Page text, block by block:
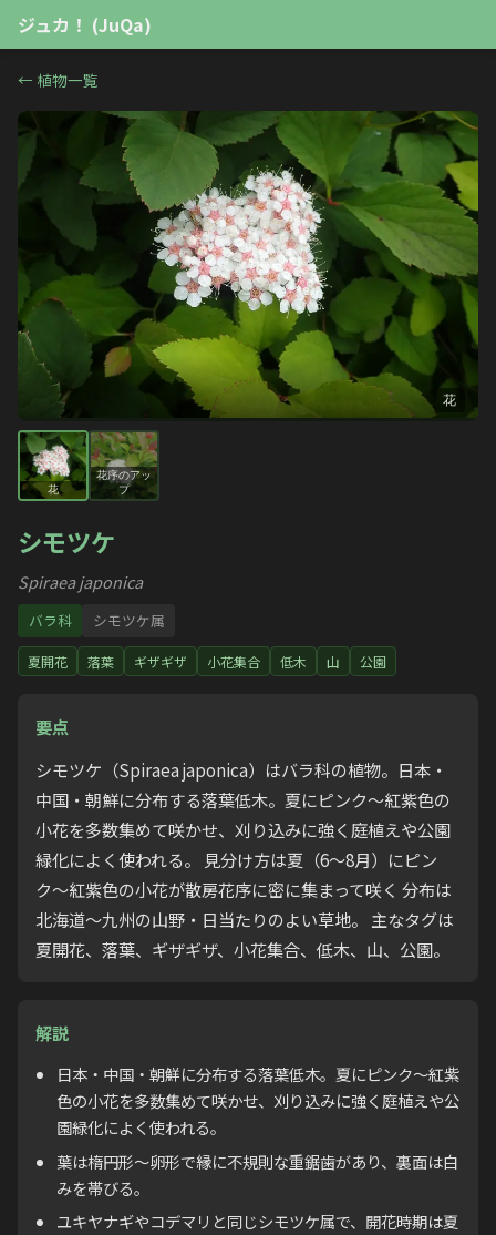
ジュカ！ (JuQa)
← 植物一覧
花
花
花序のアッ
プ
シモツケ
Spiraea japonica
バラ科 シモツケ属
夏開花 落葉 ギザギザ 小花集合 低木 山 公園
要点
シモツケ（Spiraea japonica）はバラ科の植物。日本・
中国・朝鮮に分布する落葉低木。夏にピンク〜紅紫色の
小花を多数集めて咲かせ、刈り込みに強く庭植えや公園
緑化によく使われる。 見分け方は夏（6〜8月）にピン
ク〜紅紫色の小花が散房花序に密に集まって咲く 分布は
北海道〜九州の山野・日当たりのよい草地。 主なタグは
夏開花、落葉、ギザギザ、小花集合、低木、山、公園。
解説
日本・中国・朝鮮に分布する落葉低木。夏にピンク〜紅紫
色の小花を多数集めて咲かせ、刈り込みに強く庭植えや公
園緑化によく使われる。
葉は楕円形〜卵形で縁に不規則な重鋸歯があり、裏面は白
みを帯びる。
ユキヤナギやコデマリと同じシモツケ属で、開花時期は夏